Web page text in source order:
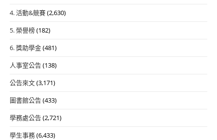
4. 活動&競賽(2,630)
5. 榮譽榜(182)
6. 獎助學金(481)
人事室公告(138)
公告來文(3,171)
圖書館公告(433)
學務處公告(2,721)
學生事務(6,433)